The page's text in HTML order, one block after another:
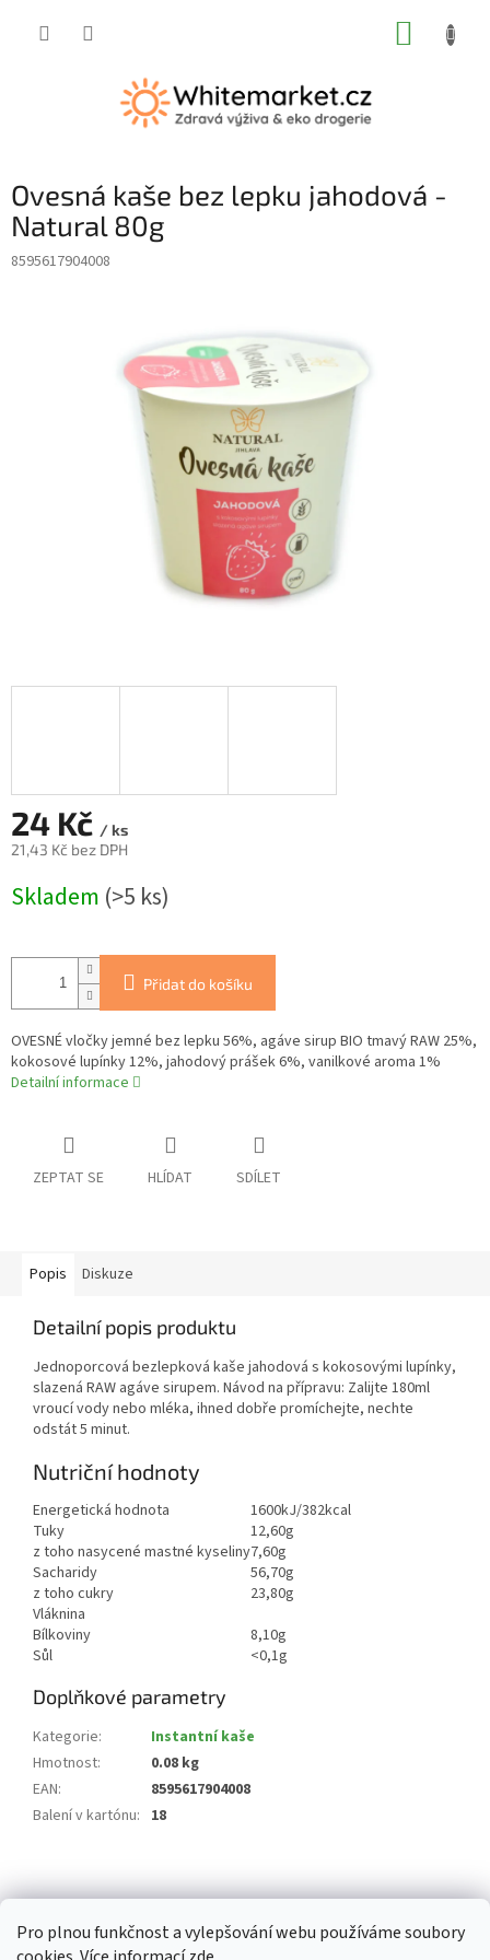
Pro plnou funkčnost a vylepšování webu používáme soubory
Ovesná kaše bez lepku jahodová -
Natural 80g
8595617904008
24 Kč / ks
21,43 Kč bez DPH
cena:
Skladem (>5 ks)
Přidat do košíku
OVESNÉ vločky jemné bez lepku 56%, agáve sirup BIO tmavý RAW 25%,
kokosové lupínky 12%, jahodový prášek 6%, vanilkové aroma 1%
Detailní informace
ZEPTAT SE HLÍDAT SDÍLET
Popis Diskuze
Detailní popis produktu
Jednoporcová bezlepková kaše jahodová s kokosovými lupínky,
slazená RAW agáve sirupem. Návod na přípravu: Zalijte 180ml
vroucí vody nebo mléka, ihned dobře promíchejte, nechte
odstát 5 minut.
Nutriční hodnoty
Energetická hodnota
1600kJ/382kcal
Tuky
12,60g
z toho nasycené mastné kyseliny7,60g
Sacharidy
56,70g
z toho cukry
23,80g
Vláknina
Bílkoviny
8,10g
Sůl
<0,1g
Doplňkové parametry
Kategorie:
Instantní kaše
Hmotnost:
0.08 kg
EAN:
8595617904008
Balení v kartónu: 18
á